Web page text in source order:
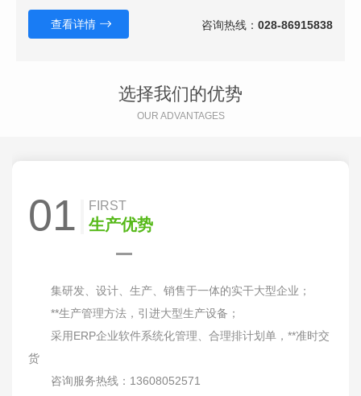
阳光长期照射下基本不会变色。3、防拆采用防拆配件安装，
查看详情 咨询热线： 028-86915838
选择我们的优势
OUR ADVANTAGES
01 FIRST
生产优势
集研发、设计、生产、销售于一体的实干大型企业；
**生产管理方法，引进大型生产设备；
采用ERP企业软件系统化管理、合理排计划单，**准时交
货
咨询服务热线：13608052571